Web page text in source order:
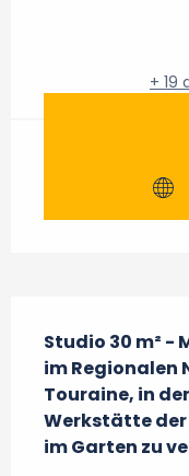
+ 19
Studio 30 m² -
im Regionalen
Touraine, in
Werkstätte
im Garten zu